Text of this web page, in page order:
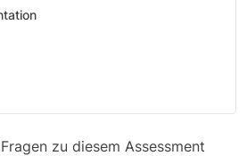
zu diesem Assessment